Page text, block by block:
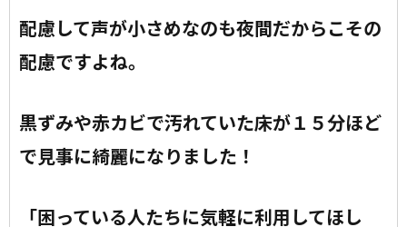
配慮して声が小さめなのも夜間だからこその
配慮ですよね。
黒ずみや赤カビで汚れていた床が１５分ほど
で見事に綺麗になりました！
「困っている人たちに気軽に利用してほし